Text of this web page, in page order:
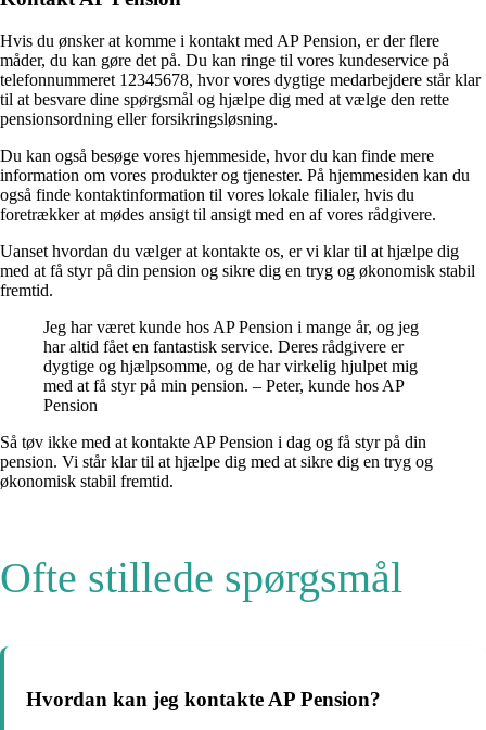
Hvis du ønsker at komme i kontakt med AP Pension, er der flere
måder, du kan gøre det på. Du kan ringe til vores kundeservice på
telefonnummeret 12345678, hvor vores dygtige medarbejdere står klar
til at besvare dine spørgsmål og hjælpe dig med at vælge den rette
pensionsordning eller forsikringsløsning.
Du kan også besøge vores hjemmeside, hvor du kan finde mere
information om vores produkter og tjenester. På hjemmesiden kan du
også finde kontaktinformation til vores lokale filialer, hvis du
foretrækker at mødes ansigt til ansigt med en af vores rådgivere.
Uanset hvordan du vælger at kontakte os, er vi klar til at hjælpe dig
med at få styr på din pension og sikre dig en tryg og økonomisk stabil
fremtid.
Jeg har været kunde hos AP Pension i mange år, og jeg
har altid fået en fantastisk service. Deres rådgivere er
dygtige og hjælpsomme, og de har virkelig hjulpet mig
med at få styr på min pension. – Peter, kunde hos AP
Pension
Så tøv ikke med at kontakte AP Pension i dag og få styr på din
pension. Vi står klar til at hjælpe dig med at sikre dig en tryg og
økonomisk stabil fremtid.
Ofte stillede spørgsmål
Hvordan kan jeg kontakte AP Pension?